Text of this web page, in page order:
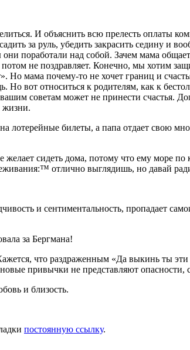
И объяснить всю пре­лесть оплаты
за руль, убе­дить закрасить седину и
по­работали над собой. Зачем мама
не поздравляет. Конечно, мы хотим
мама почему-то не хочет границ и
вот относиться к роди­телям, как к
советам может не принести счастья.
жизни.
билеты, а папа отдает свою
сидеть дома, потому что ему море
отлич­но выглядишь, но давай
и сентиментальность, пропадает
за Бергмана!
что раздражен­ным «Да выкинь ты
при­вычки не представляют опасности,
и близость.
постоянную ссылку.